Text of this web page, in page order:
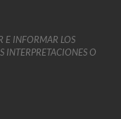
E INFORMAR LOS
INTERPRETACIONES O